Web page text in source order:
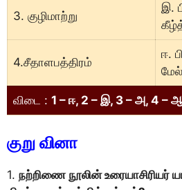
3. குழிமாற்று
இ.
4.சீதாளபத்திரம்
ஈ.
விடை : 1 – ஈ, 2 – இ, 3 – அ, 4 –
குறு வினா
1. நற்றிணை நூலின் உரையாசிரியர்